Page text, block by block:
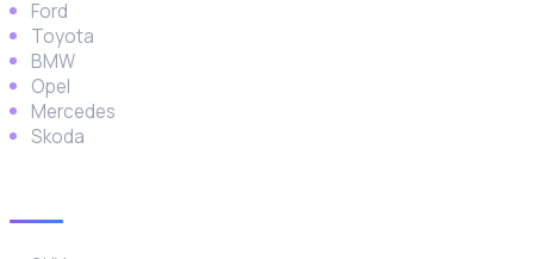
Ford
Toyota
BMW
Opel
Mercedes
Skoda